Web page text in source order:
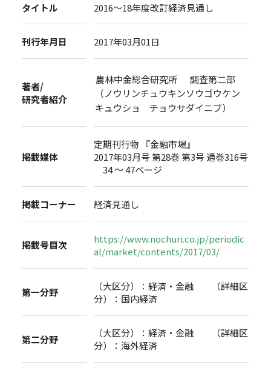
タイトル 2016～18年度改訂経済見通し
刊行年月日 2017年03月01日
著者/
研究者紹介
農林中金総合研究所 調査第二部
（ノウリンチュウキンソウゴウケン
キュウショ チョウサダイニブ）
掲載媒体
定期刊行物 『金融市場』
2017年03月号 第28巻 第3号 通巻316号
34 ～ 47ページ
掲載コーナー 経済見通し
掲載号目次
https://www.nochuri.co.jp/periodic
al/market/contents/2017/03/
第一分野
（大区分）：経済・金融 （詳細区
分）：国内経済
第二分野
（大区分）：経済・金融 （詳細区
分）：海外経済